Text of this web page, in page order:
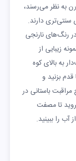
به نظر می‌رسند،
سنتی‌تری دارند.
رنگ‌های نارنجی
زیبایی از
به بالای کوه
بزنید و
باستانی در
تا مصفت
را ببینید.